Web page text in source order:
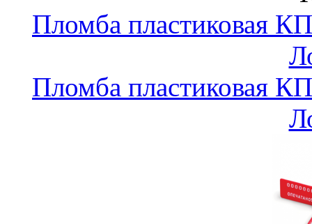
Пломба пластиковая
Пломба пластиковая